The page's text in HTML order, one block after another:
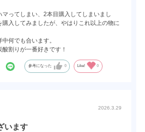
ってしまい、2本目購入してしまいまし
購入してみましたが、やはりこれ以上の物に
何でも合います。
割りが一番好きです！
参考になった 0 Like! 0
2026.3.29
います